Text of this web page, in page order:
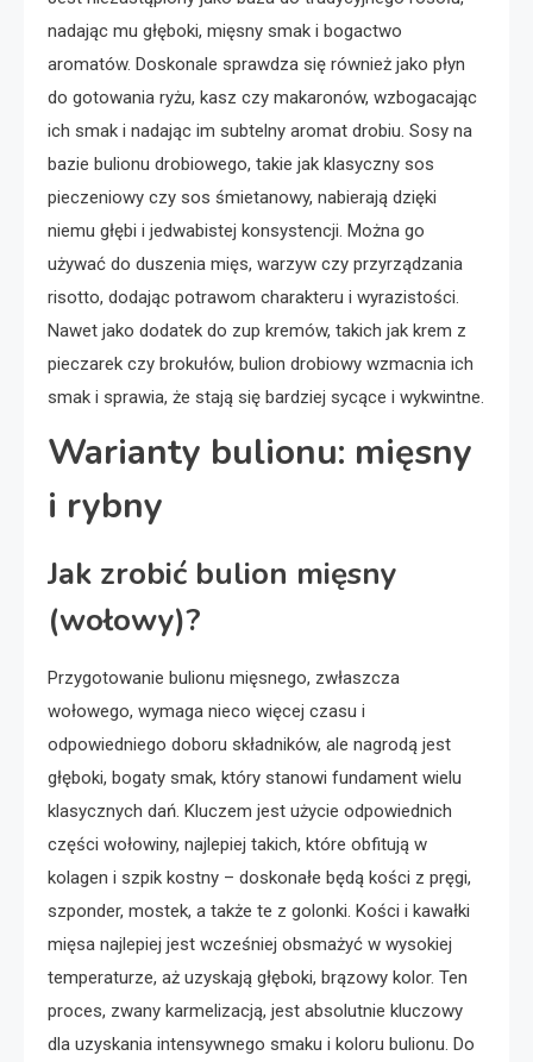
nadając mu głęboki, mięsny smak i bogactwo
aromatów. Doskonale sprawdza się również jako płyn
do gotowania ryżu, kasz czy makaronów, wzbogacając
ich smak i nadając im subtelny aromat drobiu. Sosy na
bazie bulionu drobiowego, takie jak klasyczny sos
pieczeniowy czy sos śmietanowy, nabierają dzięki
niemu głębi i jedwabistej konsystencji. Można go
używać do duszenia mięs, warzyw czy przyrządzania
risotto, dodając potrawom charakteru i wyrazistości.
Nawet jako dodatek do zup kremów, takich jak krem z
pieczarek czy brokułów, bulion drobiowy wzmacnia ich
smak i sprawia, że stają się bardziej sycące i wykwintne.
Warianty bulionu: mięsny
i rybny
Jak zrobić bulion mięsny
(wołowy)?
Przygotowanie bulionu mięsnego, zwłaszcza
wołowego, wymaga nieco więcej czasu i
odpowiedniego doboru składników, ale nagrodą jest
głęboki, bogaty smak, który stanowi fundament wielu
klasycznych dań. Kluczem jest użycie odpowiednich
części wołowiny, najlepiej takich, które obfitują w
kolagen i szpik kostny – doskonałe będą kości z pręgi,
szponder, mostek, a także te z golonki. Kości i kawałki
mięsa najlepiej jest wcześniej obsmażyć w wysokiej
temperaturze, aż uzyskają głęboki, brązowy kolor. Ten
proces, zwany karmelizacją, jest absolutnie kluczowy
dla uzyskania intensywnego smaku i koloru bulionu. Do